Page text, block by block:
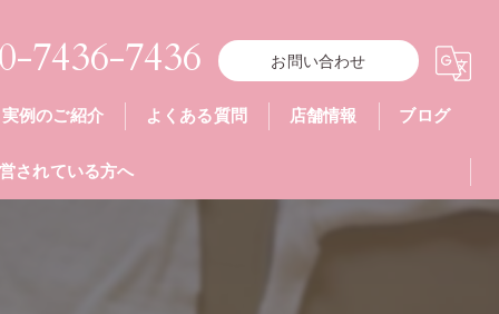
7436-7436 お問い合わせ
実例のご紹介 よくある質問 店舗情報 ブログ
されている方へ